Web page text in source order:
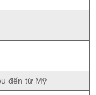
đến từ Mỹ